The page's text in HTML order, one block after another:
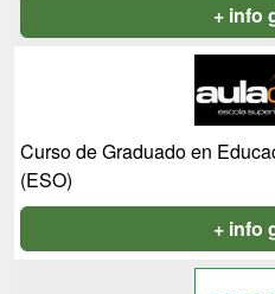
+ info
Curso de Graduado en
(ESO)
+ info